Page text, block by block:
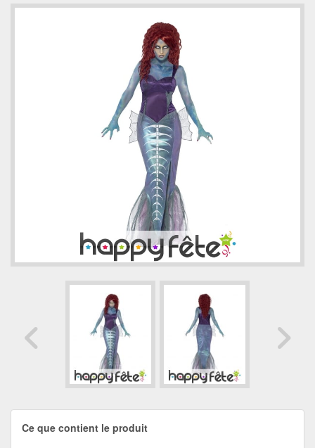
Ce que contient le produit